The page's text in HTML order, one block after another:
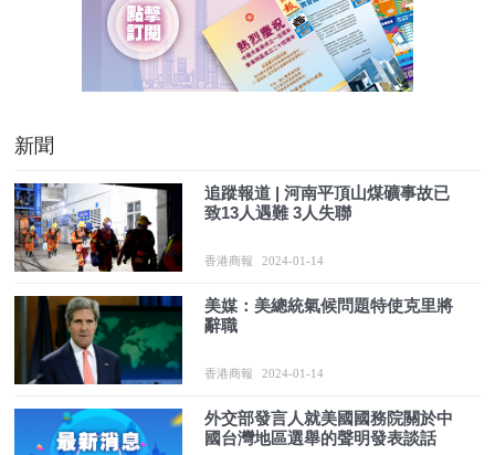
新聞
追蹤報道 | 河南平頂山煤礦事故已
致13人遇難 3人失聯
香港商報 2024-01-14
美媒：美總統氣候問題特使克里將
辭職
香港商報 2024-01-14
外交部發言人就美國國務院關於中
國台灣地區選舉的聲明發表談話